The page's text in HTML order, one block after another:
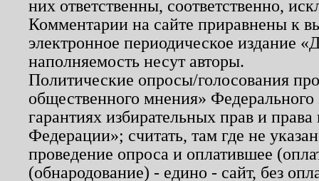
них ответственны, соответственно,
Комментарии на сайте приравнены к
электронное периодическое издание
наполняемость несут авторы.
Политические опросы/голосования
общественного мнения»
гарантиях избирательных прав и
Федерации»; считать, там где не
проведение опроса и оплатившее
(обнародование) - едино - сайт, без